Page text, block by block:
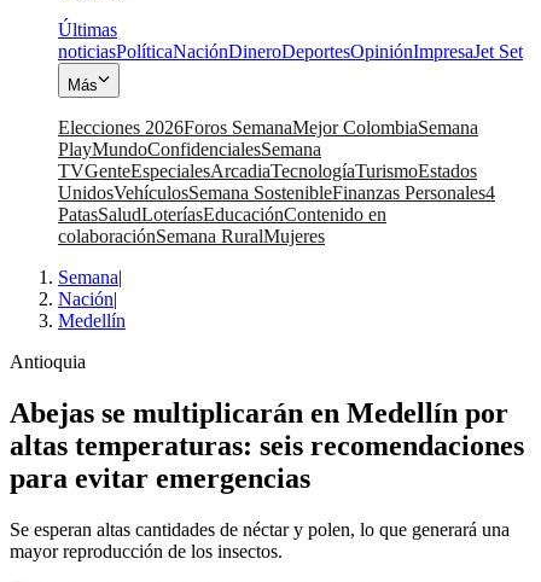
Últimas
noticiasPolíticaNaciónDineroDeportesOpiniónImpresaJet Set
Más
Elecciones 2026Foros SemanaMejor ColombiaSemana
PlayMundoConfidencialesSemana
TVGenteEspecialesArcadiaTecnologíaTurismoEstados
UnidosVehículosSemana SostenibleFinanzas Personales4
PatasSaludLoteríasEducaciónContenido en
colaboraciónSemana RuralMujeres
Semana|
Nación|
Medellín
Antioquia
Abejas se multiplicarán en Medellín por
altas temperaturas: seis recomendaciones
para evitar emergencias
Se esperan altas cantidades de néctar y polen, lo que generará una
mayor reproducción de los insectos.